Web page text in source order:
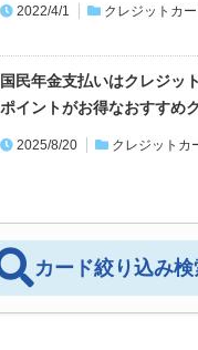
2022/4/1 クレジットカ
国民年金支払いはクレジッ
ポイントがお得なおすすめ
2025/8/20 クレジットカ
カード絞り込み検